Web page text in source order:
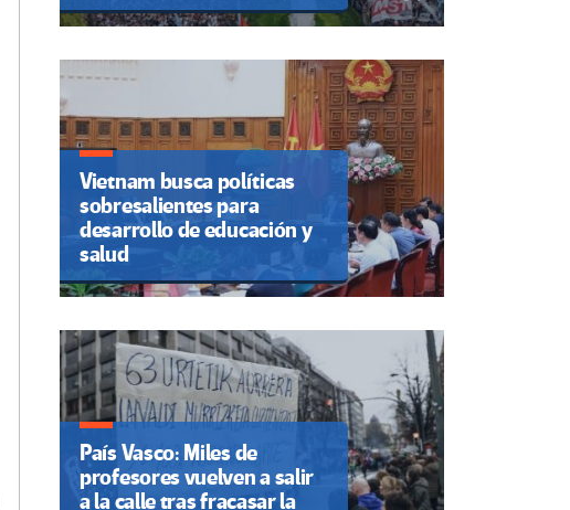
Vietnam busca políticas
sobresalientes para
desarrollo de educación y
salud
País Vasco: Miles de
profesores vuelven a salir
a la calle tras fracasar la